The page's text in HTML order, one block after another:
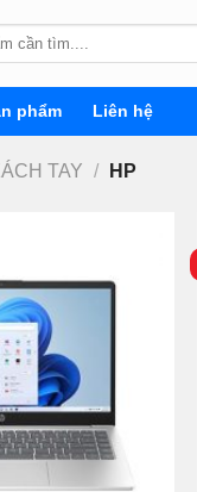
phẩm Liên hệ
TAY / HP